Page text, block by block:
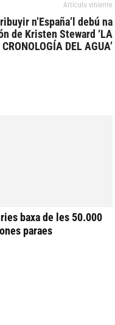
Artículu viniente
n’España’l debú na
de Kristen Steward ‘LA
CRONOLOGÍA DEL AGUA’
baxa de les 50.000
paraes